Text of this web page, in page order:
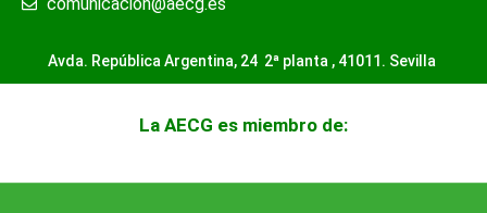
Avda. República Argentina, 24 2ª planta , 41011. Sevilla
La AECG es miembro de: